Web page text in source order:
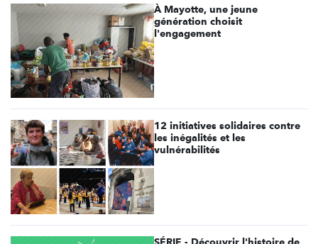
À Mayotte, une jeune
génération choisit
l'engagement
12 initiatives solidaires contre
les inégalités et les
vulnérabilités